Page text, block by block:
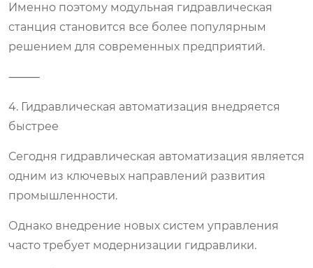
Именно поэтому модульная гидравлическая
станция становится все более популярным
решением для современных предприятий.
⸻
4. Гидравлическая автоматизация внедряется
быстрее
Сегодня гидравлическая автоматизация является
одним из ключевых направлений развития
промышленности.
Однако внедрение новых систем управления
часто требует модернизации гидравлики.